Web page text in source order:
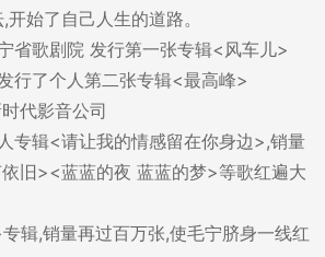
始了自己人生的道路。
省歌剧院 发行第一张专辑<风车儿>
行了个人第二张专辑<最高峰>
代影音公司
专辑<请让我的情感留在你身边>,销量
旧><蓝蓝的夜 蓝蓝的梦>等歌红遍大
辑,销量再过百万张,使毛宁脐身一线红